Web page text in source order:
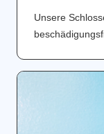
Unsere